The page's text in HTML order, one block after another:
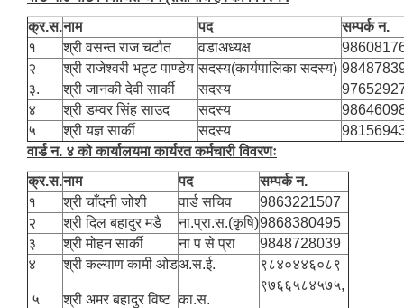
क्र.स.नाम पद
सम्पर्क न.
१
श्री वसन्त राज चटौत वडाअध्यक्ष
२
श्री राजेश्वरी भट्ट पाण्डेय सदस्य(कार्यपालिका सदस्य)
३.
श्री जानकी देवी सार्की सदस्य
४
श्री डम्वर सिंह साउद सदस्य
५
श्री यज्ञ सार्की सदस्य
वार्ड न. ४ को कार्यालयमा कार्यरत कर्मचारी विवरणः
क्र.स.नाम पद
सम्पर्क न.
१
श्री चाँदनी जोशी वार्ड सचिव
9863221507
२
श्री दिल बहादुर मडै ना.प्रा.स.(कृषि)9868380495
३
श्री मोहन सार्की ना प से प्रा
9848728039
४
श्री कल्याण कामी ओडअ.स.ई. ९८४०४४६०८९
५ श्री अमर बहादुर विष्ट का‍.स.
९७६६५८४५७५,